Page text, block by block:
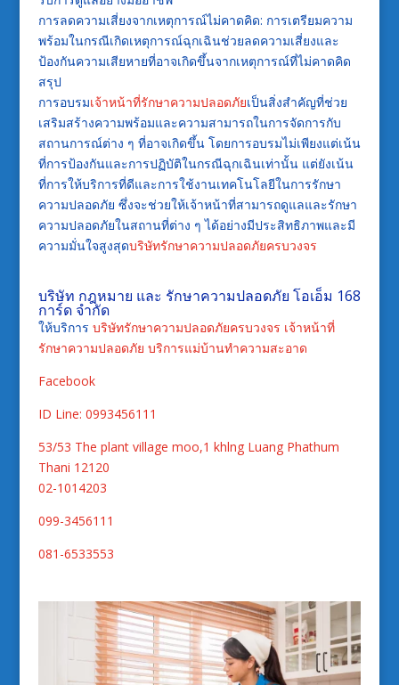
การลดความเสี่ยงจากเหตุการณ์ไม่คาดคิด: การเตรียมความ
พร้อมในกรณีเกิดเหตุการณ์ฉุกเฉินช่วยลดความเสี่ยงและ
ป้องกันความเสียหายที่อาจเกิดขึ้นจากเหตุการณ์ที่ไม่คาดคิด
สรุป
การอบรมเจ้าหน้าที่รักษาความปลอดภัยเป็นสิ่งสำคัญที่ช่วย
เสริมสร้างความพร้อมและความสามารถในการจัดการกับ
สถานการณ์ต่าง ๆ ที่อาจเกิดขึ้น โดยการอบรมไม่เพียงแต่เน้น
ที่การป้องกันและการปฏิบัติในกรณีฉุกเฉินเท่านั้น แต่ยังเน้น
ที่การให้บริการที่ดีและการใช้งานเทคโนโลยีในการรักษา
ความปลอดภัย ซึ่งจะช่วยให้เจ้าหน้าที่สามารถดูแลและรักษา
ความปลอดภัยในสถานที่ต่าง ๆ ได้อย่างมีประสิทธิภาพและมี
ความมั่นใจสูงสุดบริษัทรักษาความปลอดภัยครบวงจร
บริษัท กฎหมาย และ รักษาความปลอดภัย โอเอ็ม 168
การ์ด จำกัด
ให้บริการ บริษัทรักษาความปลอดภัยครบวงจร เจ้าหน้าที่
รักษาความปลอดภัย บริการแม่บ้านทำความสะอาด
Facebook
ID Line: 0993456111
53/53 The plant village moo,1 khlng Luang Phathum
Thani 12120
02-1014203
099-3456111
081-6533553